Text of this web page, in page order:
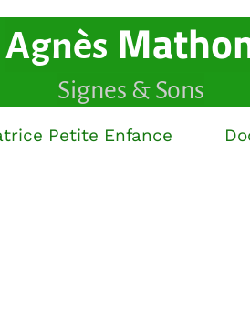
Petite Enfance
Agnès
Signes & Sons